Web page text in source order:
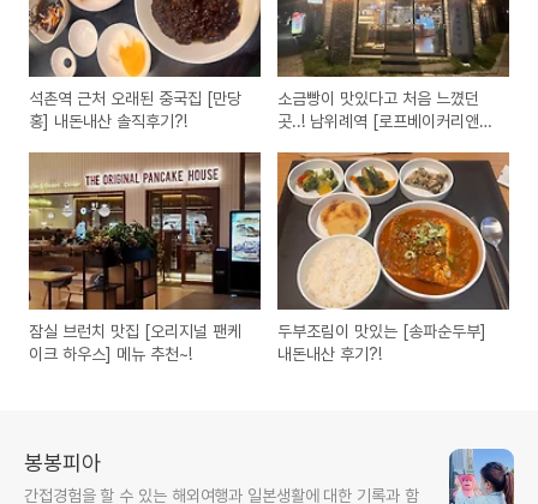
석촌역 근처 오래된 중국집 [만당
홍] 내돈내산 솔직후기?!
소금빵이 맛있다고 처음 느꼈던
곳..! 남위례역 [로프베이커리앤커
잠실 브런치 맛집 [오리지널 팬케
이크 하우스] 메뉴 추천~!
두부조림이 맛있는 [송파순두부]
내돈내산 후기?!
봉봉피아
간접경험을 할 수 있는 해외여행과 일본생활에 대한 기록과 함